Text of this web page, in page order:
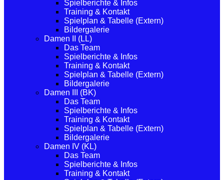
Spielberichte & Infos
Training & Kontakt
Spielplan & Tabelle (Extern)
Bildergalerie
Damen II (LL)
Das Team
Spielberichte & Infos
Training & Kontakt
Spielplan & Tabelle (Extern)
Bildergalerie
Damen III (BK)
Das Team
Spielberichte & Infos
Training & Kontakt
Spielplan & Tabelle (Extern)
Bildergalerie
Damen IV (KL)
Das Team
Spielberichte & Infos
Training & Kontakt